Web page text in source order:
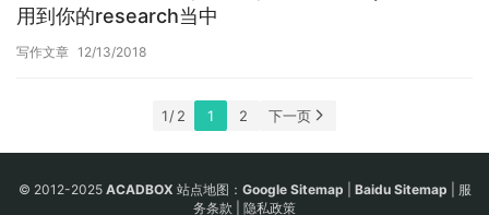
用到你的research当中
写作文章 12/13/2018
1 / 2 1 2 下一页
© 2012-2025 ACADBOX 站点地图： Google Sitemap Baidu Sitemap
服
务条款
隐私政策